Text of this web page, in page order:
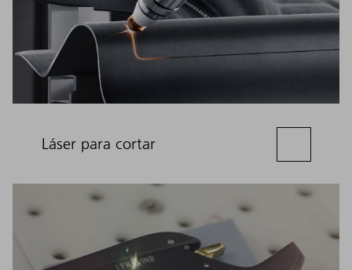
Láser para cortar